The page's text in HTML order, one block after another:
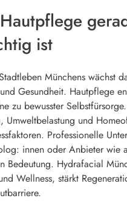
ist
Münchens wächst
Gesundheit. Hautpflege
zu bewusster Selbstfürsorge.
Umweltbelastung und
Professionelle
innen oder Anbieter wie
Bedeutung. Hydrafacial
Wellness, stärkt